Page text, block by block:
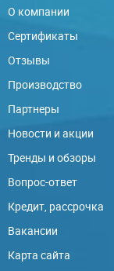
О компании
Сертификаты
Отзывы
Производство
Партнеры
Новости и акции
Тренды и обзоры
Вопрос-ответ
Кредит, рассрочка
Вакансии
Карта сайта